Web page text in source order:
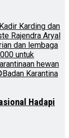
Hadapi